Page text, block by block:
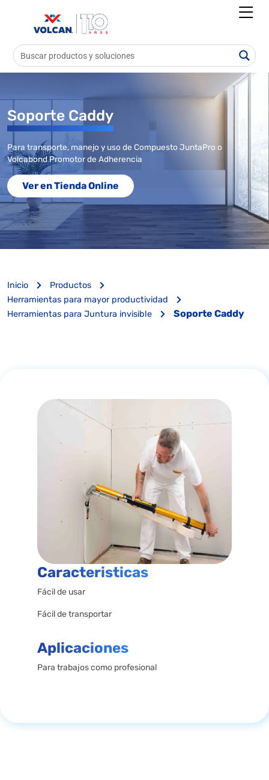
Soporte Caddy
Para transporte, manejo y uso de Compuesto JuntaPro o
Volcabond Promotor de Adherencia
Ver en Tienda Online
Inicio
Productos
Herramientas para mayor productividad
Herramientas para Juntura invisible
Soporte Caddy
Caracteristicas
Fácil de usar
Fácil de transportar
Aplicaciones
Para trabajos como profesional